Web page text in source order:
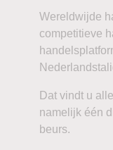
Wereldwijde
competitieve
Dat vindt u
namelijk één
beurs.